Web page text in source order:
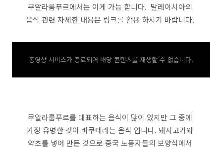
쿠알라룸푸르에서는 이게 가능 합니다. 말레이시아의
음식 관련 자세한 내용은 링크를 활용 하시기 바랍니다.
동영상 서비스가 종료되어 해당 콘텐츠를 재생할 수 없습니다.
쿠알라룸푸르를 대표하는 음식이 많이 있지만 그 중에
가장 유명한 것이 바쿠테라는 음식 입니다. 돼지고기와
약초를 넣어 만든 것으로 중국 노동자들의 보양식에서